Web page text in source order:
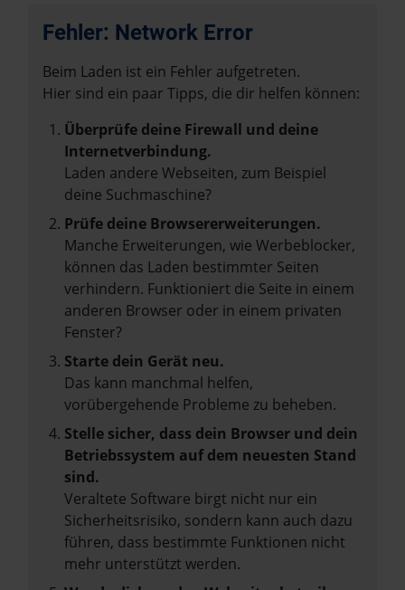
Fehler: Network Error
Beim Laden ist ein Fehler aufgetreten.
Hier sind ein paar Tipps, die dir helfen können:
Überprüfe deine Firewall und deine
Internetverbindung.
Laden andere Webseiten, zum Beispiel
deine Suchmaschine?
Prüfe deine Browsererweiterungen.
Manche Erweiterungen, wie Werbeblocker,
können das Laden bestimmter Seiten
verhindern. Funktioniert die Seite in einem
anderen Browser oder in einem privaten
Fenster?
Starte dein Gerät neu.
Das kann manchmal helfen,
vorübergehende Probleme zu beheben.
Stelle sicher, dass dein Browser und dein
Betriebssystem auf dem neuesten Stand
sind.
Veraltete Software birgt nicht nur ein
Sicherheitsrisiko, sondern kann auch dazu
führen, dass bestimmte Funktionen nicht
mehr unterstützt werden.